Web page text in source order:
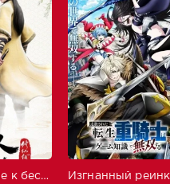
Путешествие к бессмертию